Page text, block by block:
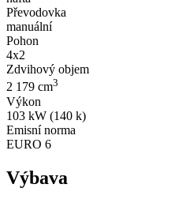
Převodovka
manuální
Pohon
4x2
Zdvihový objem
2 179 cm3
Výkon
103 kW (140 k)
Emisní norma
EURO 6
Výbava